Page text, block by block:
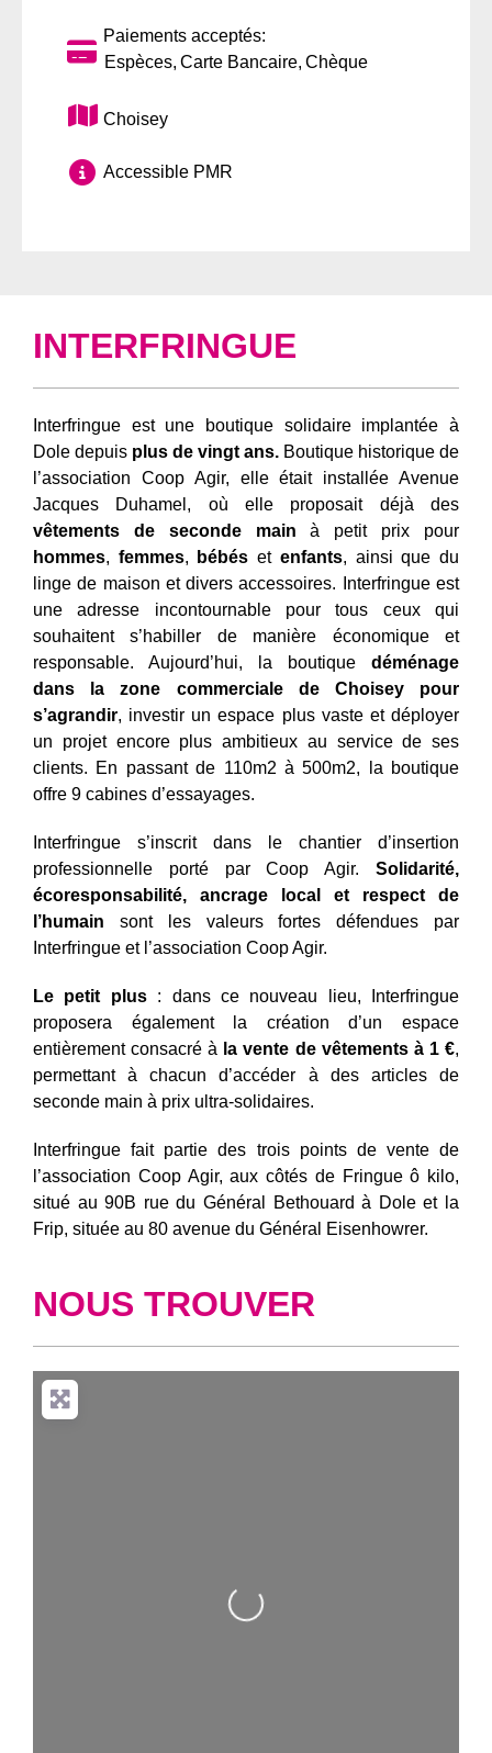
Paiements acceptés:
Espèces Carte Bancaire Chèque
Choisey
Accessible PMR
INTERFRINGUE
Interfringue est une boutique solidaire implantée à
Dole depuis plus de vingt ans. Boutique historique de
l’association Coop Agir, elle était installée Avenue
Jacques Duhamel, où elle proposait déjà des
vêtements de seconde main à petit prix pour
hommes, femmes, bébés et enfants, ainsi que du
linge de maison et divers accessoires. Interfringue est
une adresse incontournable pour tous ceux qui
souhaitent s’habiller de manière économique et
responsable. Aujourd’hui, la boutique déménage
dans la zone commerciale de Choisey pour
s’agrandir, investir un espace plus vaste et déployer
un projet encore plus ambitieux au service de ses
clients. En passant de 110m2 à 500m2, la boutique
offre 9 cabines d’essayages.
Interfringue s’inscrit dans le chantier d’insertion
professionnelle porté par Coop Agir. Solidarité,
écoresponsabilité, ancrage local et respect de
l’humain sont les valeurs fortes défendues par
Interfringue et l’association Coop Agir.
Le petit plus: dans ce nouveau lieu, Interfringue
proposera également la création d’un espace
entièrement consacré à la vente de vêtements à 1 €,
permettant à chacun d’accéder à des articles de
seconde main à prix ultra-solidaires.
Interfringue fait partie des trois points de vente de
l’association Coop Agir, aux côtés de Fringue ô kilo,
situé au 90B rue du Général Bethouard à Dole et la
Frip, située au 80 avenue du Général Eisenhowrer.
NOUS TROUVER
Loading...